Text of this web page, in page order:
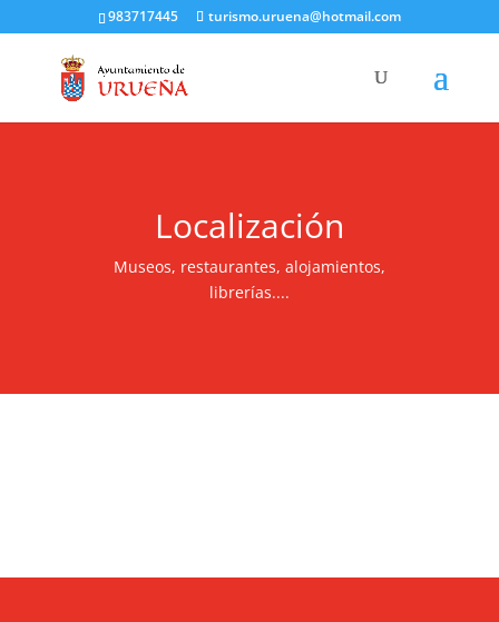
983717445 turismo.uruena@hotmail.com
Localización
Museos, restaurantes, alojamientos,
librerías....